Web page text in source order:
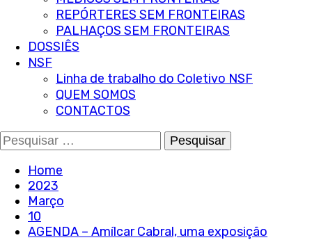
REPÓRTERES SEM FRONTEIRAS
PALHAÇOS SEM FRONTEIRAS
DOSSIÊS
NSF
Linha de trabalho do Coletivo NSF
QUEM SOMOS
CONTACTOS
Pesquisar
por:
Home
2023
Março
10
AGENDA – Amílcar Cabral, uma exposição